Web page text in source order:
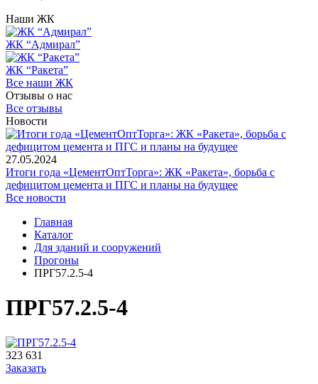
Наши ЖК
ЖК “Адмирал”
ЖК “Ракета”
Все наши ЖК
Отзывы о нас
Все отзывы
Новости
27.05.2024
Итоги года «ЦементОптТорга»: ЖК «Ракета», борьба с
дефицитом цемента и ПГС и планы на будущее
Все новости
Главная
Каталог
Для зданий и сооружений
Прогоны
ПРГ57.2.5-4
ПРГ57.2.5-4
323 631
Заказать